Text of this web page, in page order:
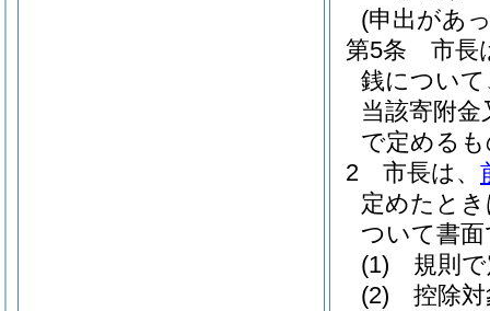
(申出があ
第5条
市長
銭について
当該寄附
で定める
2
市長は、
定めたと
ついて書
(1)
規則
(2)
控除